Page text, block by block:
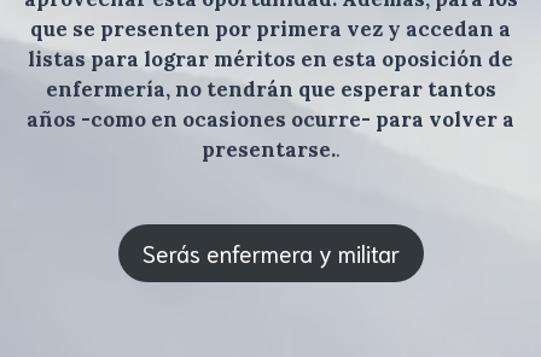
que se presenten por primera vez y accedan a
listas para lograr méritos en esta oposición de
enfermería, no tendrán que esperar tantos
años -como en ocasiones ocurre- para volver a
presentarse..
Serás enfermera y militar